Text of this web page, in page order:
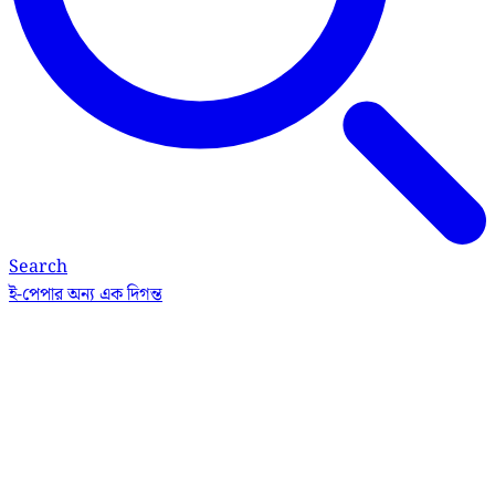
Search
ই-পেপারঅন্য এক দিগন্ত